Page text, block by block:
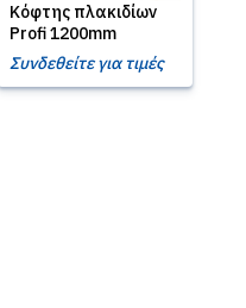
Κόφτης πλακιδίων
Profi 1200mm
Συνδεθείτε για τιμές